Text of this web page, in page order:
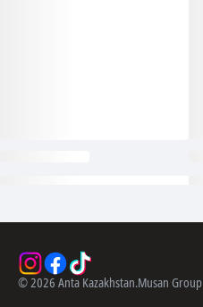
©2026 Anta Kazakhstan.Musan Group